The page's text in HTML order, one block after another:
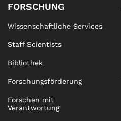
FORSCHUNG
Wissenschaftliche Services
Staff Scientists
Bibliothek
Forschungsförderung
Forschen mit
Verantwortung